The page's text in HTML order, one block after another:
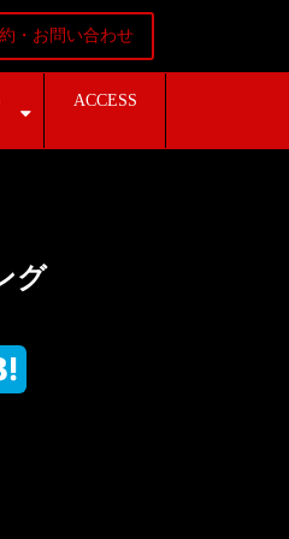
・お問い合わせ
ACCESS
グ